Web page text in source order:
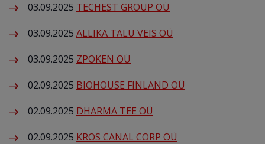
03.09.2025 TECHEST GROUP OÜ
03.09.2025 ALLIKA TALU VEIS OÜ
03.09.2025 ZPOKEN OÜ
02.09.2025 BIOHOUSE FINLAND OÜ
02.09.2025 DHARMA TEE OÜ
02.09.2025 KROS CANAL CORP OÜ